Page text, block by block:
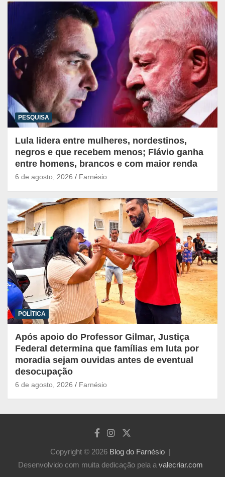
PESQUISA
Lula lidera entre mulheres, nordestinos,
negros e que recebem menos; Flávio ganha
entre homens, brancos e com maior renda
6 de agosto, 2026 Farnésio
POLÍTICA
Após apoio do Professor Gilmar, Justiça
Federal determina que famílias em luta por
moradia sejam ouvidas antes de eventual
desocupação
6 de agosto, 2026 Farnésio
Copyright © 2026 Blog do Farnésio
Desenvolvido com muita dedicação pela a valecriar.com